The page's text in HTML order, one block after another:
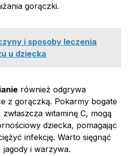
gorączki.
i sposoby leczenia
u dziecka
również odgrywa
z gorączką. Pokarmy bogate
witaminę C, mogą
dziecka, pomagając
infekcję. Warto sięgnąć
i warzywa.